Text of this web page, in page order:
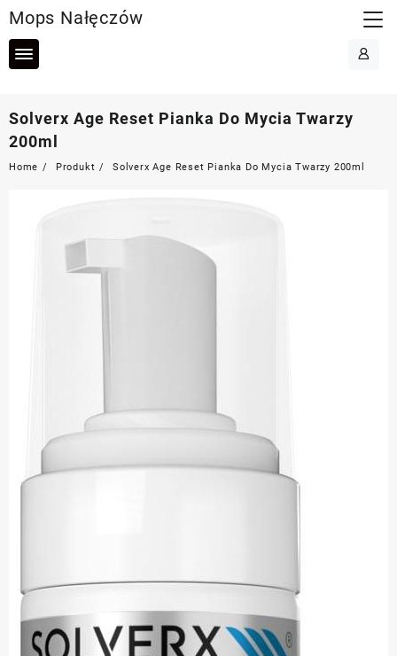
to
content
Mops Nałęczów
Solverx Age Reset Pianka Do Mycia Twarzy
200ml
Home Produkt Solverx Age Reset Pianka Do Mycia Twarzy 200ml